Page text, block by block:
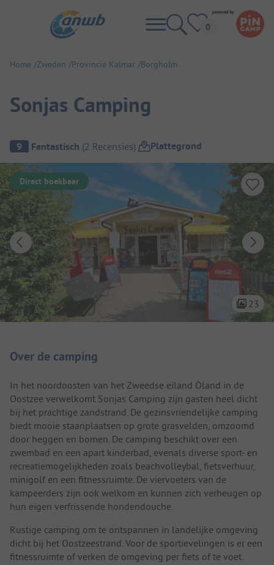
Home Zweden Provincie Kalmar Borgholm
Sonjas Camping
Camping overzicht
9 Fantastisch (2 Recensies) Plattegrond
Direct boekbaar
23
Over de camping
In het noordoosten van het Zweedse eiland Öland in de
Oostzee verwelkomt Sonjas Camping zijn gasten heel dicht
bij het prachtige zandstrand. De gezinsvriendelijke camping
biedt mooie staanplaatsen op grote grasvelden, omzoomd
door heggen en bomen. De camping beschikt over een
zwembad en een apart kinderbad, evenals diverse sport- en
recreatiemogelijkheden zoals beachvolleybal, fietsverhuur,
minigolf en een fitnessruimte. De viervoeters van de
kampeerders zijn ook welkom en kunnen zich verheugen op
hun eigen verfrissende hondendouche.
Rustige camping om te ontspannen in landelijke omgeving
dicht bij het Oostzeestrand. Voor de sportievelingen is er een
fitnessruimte of verken de omgeving per fiets of te voet.